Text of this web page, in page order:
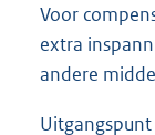
Voor
extra
andere